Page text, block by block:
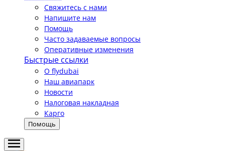
Свяжитесь с нами
Напишите нам
Помощь
Часто задаваемые вопросы
Оперативные изменения
Быстрые ссылки
О flydubai
Наш авиапарк
Новости
Налоговая накладная
Карго
Помощь